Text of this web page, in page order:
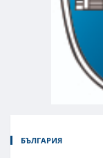
БЪЛГАРИЯ